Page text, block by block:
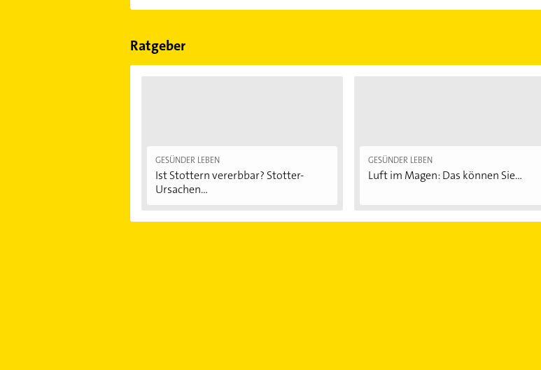
Im Anbieter-Bereich finden Sie alleÖffnungszeiten. Bitte beachten Sie, dass diese an
Ratgeber
GESÜNDER LEBEN
Ist Stottern vererbbar? Stotter-
Ursachen...
GESÜNDER LEBEN
Luft im Magen: Das können Sie...